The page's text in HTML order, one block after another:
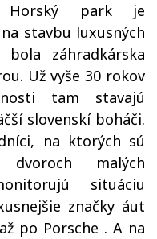
park je
stavbu luxusných
záhradkárska
Už vyše 30 rokov
tam stavajú
slovenskí boháči.
na ktorých sú
malých
situáciu
značky áut
po Porsche . A na